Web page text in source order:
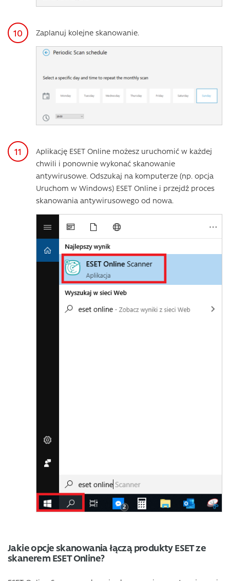
Zaplanuj kolejne skanowanie.
Aplikację ESET Online możesz uruchomić w każdej
chwili i ponownie wykonać skanowanie
antywirusowe. Odszukaj na komputerze (np. opcja
Uruchom w Windows) ESET Online i przejdź proces
skanowania antywirusowego od nowa.
Jakie opcje skanowania łączą produkty ESET ze
skanerem ESET Online?